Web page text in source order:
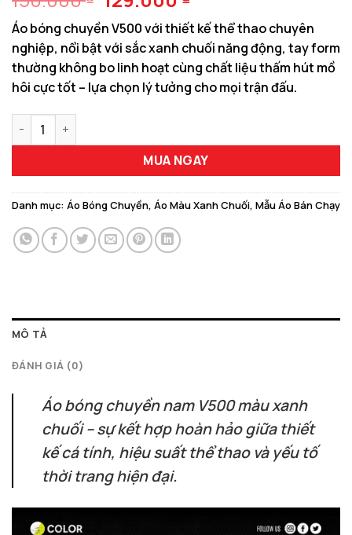
gốc
là:
150.000 ₫.
hiện
tại
là:
129.000 ₫.
Áo bóng chuyền V500 với thiết kế thể thao chuyên
nghiệp, nổi bật với sắc xanh chuối năng động, tay form
thường không bo linh hoạt cùng chất liệu thấm hút mồ
hôi cực tốt – lựa chọn lý tưởng cho mọi trận đấu.
Áo Bóng Chuyền Nam Nữ V500 Màu Xanh Chuối Năng Động
MUA NGAY
Danh mục: Áo Bóng Chuyền, Áo Màu Xanh Chuối, Mẫu Áo Bán Chạy
MÔ TẢ
ĐÁNH GIÁ (0)
Áo bóng chuyền nam V500 màu xanh
chuối – sự kết hợp hoàn hảo giữa thiết
kế cá tính, hiệu suất thể thao và yếu tố
thời trang hiện đại.